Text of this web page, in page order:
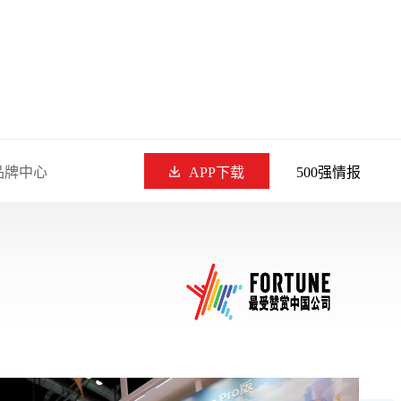
牌中心 APP下载 500强情报